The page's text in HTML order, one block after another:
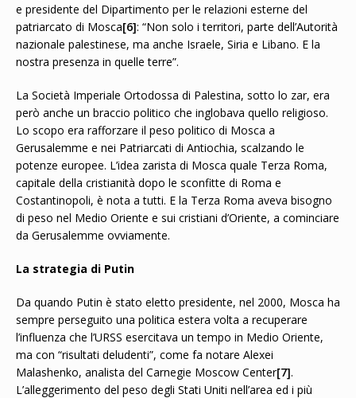
e presidente del Dipartimento per le relazioni esterne del
patriarcato di Mosca[6]: “Non solo i territori, parte dell’Autorità
nazionale palestinese, ma anche Israele, Siria e Libano. E la
nostra presenza in quelle terre”.
La Società Imperiale Ortodossa di Palestina, sotto lo zar, era
però anche un braccio politico che inglobava quello religioso.
Lo scopo era rafforzare il peso politico di Mosca a
Gerusalemme e nei Patriarcati di Antiochia, scalzando le
potenze europee. L’idea zarista di Mosca quale Terza Roma,
capitale della cristianità dopo le sconfitte di Roma e
Costantinopoli, è nota a tutti. E la Terza Roma aveva bisogno
di peso nel Medio Oriente e sui cristiani d’Oriente, a cominciare
da Gerusalemme ovviamente.
La strategia di Putin
Da quando Putin è stato eletto presidente, nel 2000, Mosca ha
sempre perseguito una politica estera volta a recuperare
l’influenza che l’URSS esercitava un tempo in Medio Oriente,
ma con “risultati deludenti”, come fa notare Alexei
Malashenko, analista del Carnegie Moscow Center[7].
L’alleggerimento del peso degli Stati Uniti nell’area ed i più